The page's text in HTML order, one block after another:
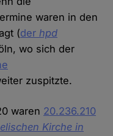
waren in den
(derhpd
wo sich der
zuspitzte.
waren 20.236.210
Kirche in